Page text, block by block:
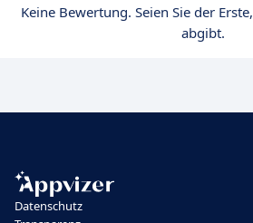
Keine Bewertung. Seien Sie der
abgibt.
Datenschutz